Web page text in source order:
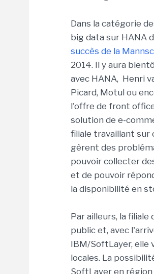
Dans la catégorie
big data sur HANA
succès de la
2014. Il y aura
avec HANA, Henri
Picard, Motul ou
l'offre de front
solution de e-
filiale travaillant sur
gèrent des
pouvoir collecter
et de pouvoir
la disponibilité en
Par ailleurs, la filiale
public et, avec
IBM/SoftLayer, elle
locales. La
SoftLayer en